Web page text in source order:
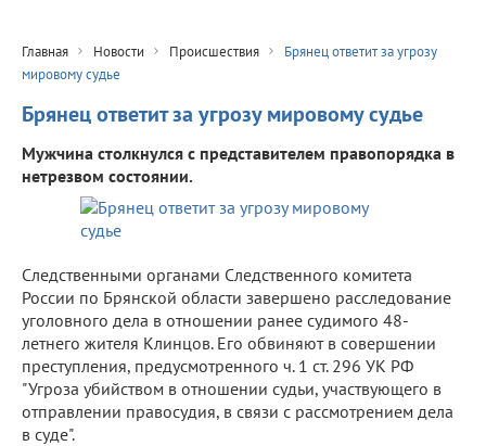
Главная Новости Происшествия
Брянец ответит за угрозу
мировому судье
Брянец ответит за угрозу мировому судье
Мужчина столкнулся с представителем правопорядка в
нетрезвом состоянии.
Следственными органами Следственного комитета
России по Брянской области завершено расследование
уголовного дела в отношении ранее судимого 48-
летнего жителя Клинцов. Его обвиняют в совершении
преступления, предусмотренного ч. 1 ст. 296 УК РФ
"Угроза убийством в отношении судьи, участвующего в
отправлении правосудия, в связи с рассмотрением дела
в суде".